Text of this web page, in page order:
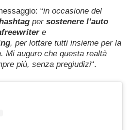
“in occasione del
per sostenere l’auto
e
, per lottare tutti insieme per la
Mi auguro che questa realtà
più, senza pregiudizi“.